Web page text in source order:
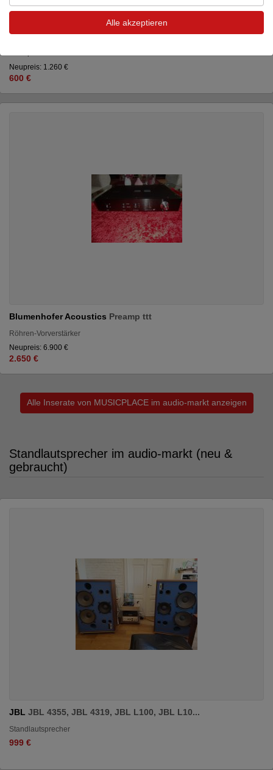
Nanotec SystemsLautsprecherkabel Cayenne...
Neupreis: 1.260 €
600 €
Blumenhofer Acoustics Preamp ttt
Röhren-Vorverstärker
Neupreis: 6.900 €
2.650 €
Alle Inserate von MUSICPLACE im audio-markt anzeigen
Standlautsprecher im audio-markt (neu &
gebraucht)
JBL JBL 4355, JBL 4319, JBL L100, JBL L10...
Standlautsprecher
999 €
Alle akzeptieren